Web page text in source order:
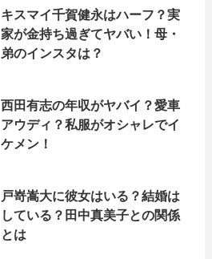
キスマイ千賀健永はハーフ？実
家が金持ち過ぎてヤバい！母・
弟のインスタは？
西田有志の年収がヤバイ？愛車
アウディ？私服がオシャレでイ
ケメン！
戸嵜嵩大に彼女はいる？結婚は
している？田中真美子との関係
とは